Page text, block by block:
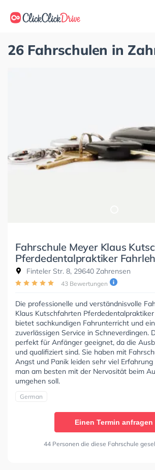
26 Fahrschulen in
Fahrschule Meyer Klaus
Pferdedentalpraktiker
Finteler Str. 8, 29640 Zahrensen
43 Bewertungen
Die professionelle und verständnisvolle
Klaus Kutschfahrten
bietet sachkundigen Fahrunterricht und
zuverlässigen Service in Schneverdingen.
perfekt für Anfänger geeignet, da die
und qualifiziert sind. Sie haben mit
Angst und Panik leiden sehr viel
man am besten mit der Nervosität beim
umgehen soll.
German
Einen Termin anfragen
44 Personen die diese Fahrschule